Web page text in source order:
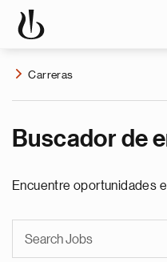
Carreras
Buscador de
Encuentre oportunidades